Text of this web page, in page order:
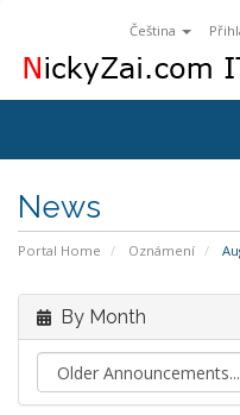
Čeština
News
Portal Home Oznámení
By Month